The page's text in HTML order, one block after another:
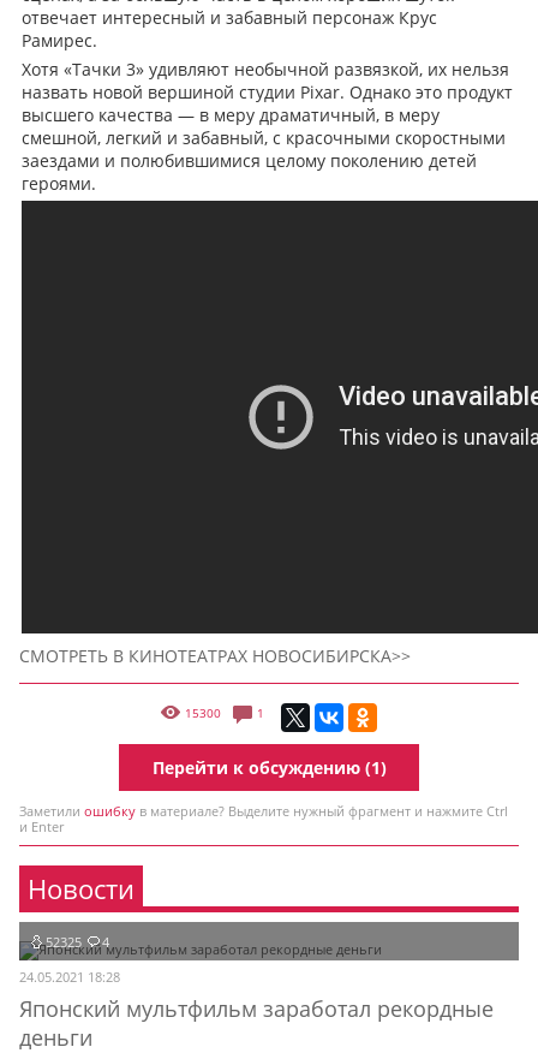
отвечает интересный и забавный персонаж Крус
Рамирес.
Хотя «Тачки 3» удивляют необычной развязкой, их нельзя
назвать новой вершиной студии Pixar. Однако это продукт
высшего качества — в меру драматичный, в меру
смешной, легкий и забавный, с красочными скоростными
заездами и полюбившимися целому поколению детей
героями.
СМОТРЕТЬ В КИНОТЕАТРАХ НОВОСИБИРСКА>>
15300 1
Перейти к обсуждению (1)
Заметили ошибку в материале? Выделите нужный фрагмент и нажмите Ctrl
и Enter
Новости
52325 4
24.05.2021 18:28
Японский мультфильм заработал рекордные
деньги